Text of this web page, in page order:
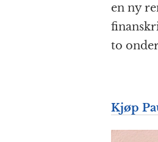
en ny
to
Kjøp